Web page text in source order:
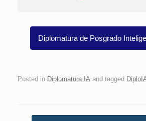
Diplomatura de Posgrado
Posted in Diplomatura IA and tagged